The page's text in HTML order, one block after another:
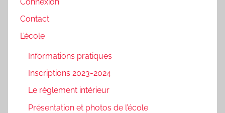
Contact
L’école
Informations pratiques
Inscriptions 2023-2024
Le règlement intérieur
Présentation et photos de l’école